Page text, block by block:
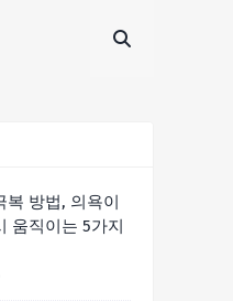
복 방법, 의욕이
움직이는 5가지